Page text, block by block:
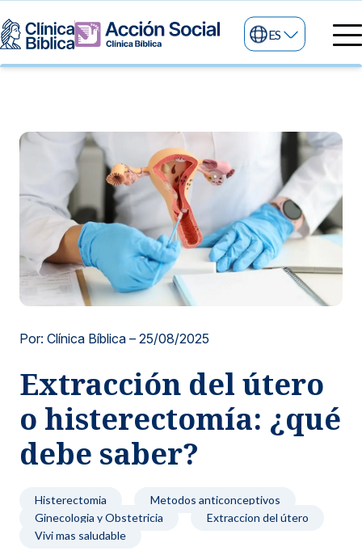
Nuestras especialidades
Centros de Excelencia
Servicios Generales
Servicios 24/7
Servicios Especializados
Otros Servicios
Mi Vida
Información
Información para el Paciente
Sobre nosotros
Investigación, Innovación y Docencia
Sedes
Noticias y blog
ES
Por: Clínica Bíblica – 25/08/2025
Extracción del útero
o histerectomía: ¿qué
debe saber?
Histerectomia
Metodos anticonceptivos
Ginecologia y Obstetricia
Extraccion del útero
Vivi mas saludable